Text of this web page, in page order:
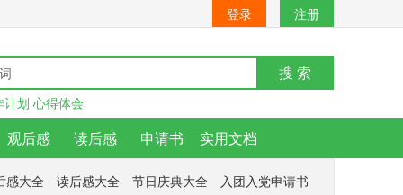
登录 注册
搜 索
计划 心得体会
观后感 读后感 申请书 实用文档
感大全 读后感大全 节日庆典大全
入团入党申请书